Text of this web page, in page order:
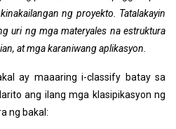
ng proyekto. Tatalakayin
uri ng mga materyales na estruktura
at mga karaniwang aplikasyon.
ay maaaring i-classify batay sa
ang ilang mga klasipikasyon ng
ng bakal: